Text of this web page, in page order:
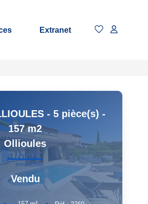
Extranet
- 5 pièce(s) -
157 m2
Ollioules
Vendu